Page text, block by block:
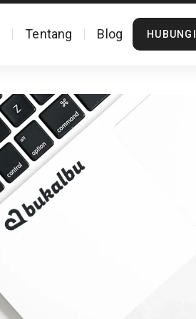
Tentang Blog